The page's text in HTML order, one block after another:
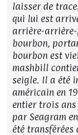
laisser de
qui lui est
arrière-
bourbon,
bourbon est
mashbill
seigle. Il a été
américain en
entier trois
par Seagram
été transférées